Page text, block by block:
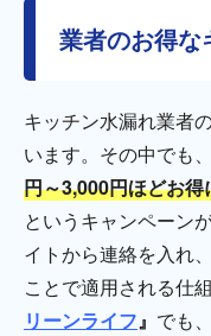
業者のお得な
キッチン水漏れ業者
います。その中でも、
円～3,000円ほどお得
というキャンペーン
イトから連絡を入れ
ことで適用される仕
リーンライフ』 でも